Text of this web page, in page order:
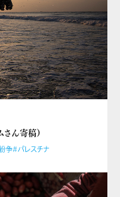
さん寄稿）
争#パレスチナ